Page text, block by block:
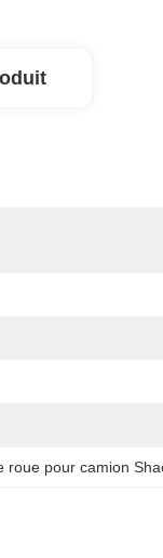
roue pour camion